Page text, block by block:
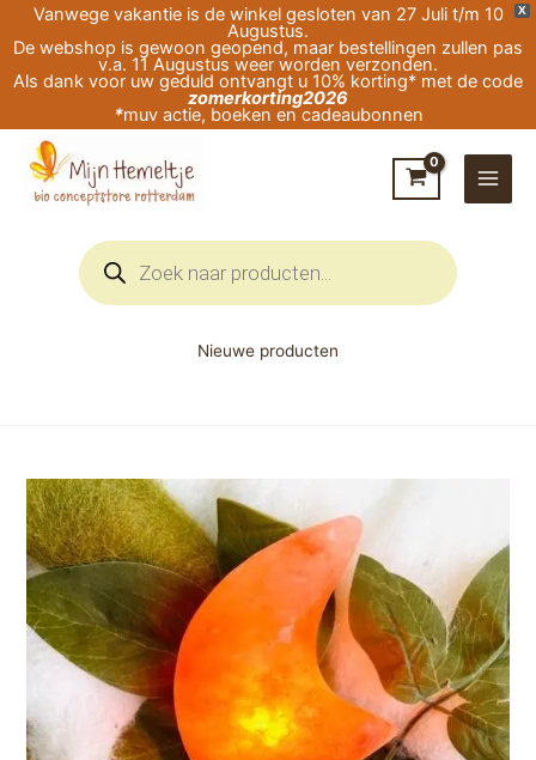
X
Vanwege vakantie is de winkel gesloten van 27 Juli t/m 10
Augustus.
De webshop is gewoon geopend, maar bestellingen zullen pas
v.a. 11 Augustus weer worden verzonden.
Als dank voor uw geduld ontvangt u 10% korting* met de code
zomerkorting2026
*muv actie, boeken en cadeaubonnen
naar
de
Producten
zoeken
Nieuwe producten